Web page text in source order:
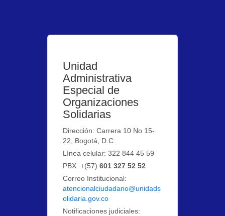
Unidad
Administrativa
Especial de
Organizaciones
Solidarias
Dirección: Carrera 10 No 15-
22, Bogotá, D.C.
Línea celular: 322 844 45 59
PBX: +(57)601 327 52 52
Correo Institucional:
atencionalciudadano@unidads
olidaria.gov.co
Notificaciones judiciales: